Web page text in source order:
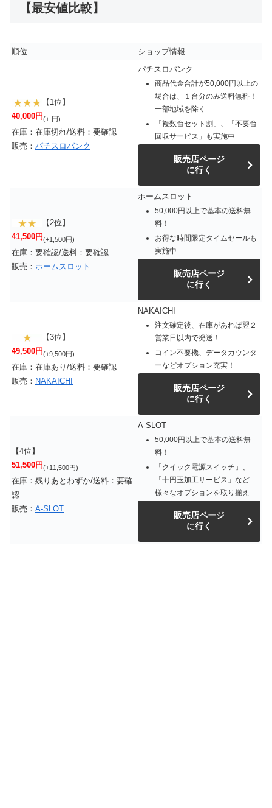
【最安値比較】
順位 ショップ情報
【1位】
40,000円(+-円)
在庫：在庫切れ/送料：要確認
販売： パチスロバンク
パチスロバンク
商品代金合計が50,000円以上の
場合は、１台分のみ送料無料！
一部地域を除く
「複数台セット割」、「不要台
回収サービス」も実施中
販売店ページ
に行く
【2位】
41,500円(+1,500円)
在庫：要確認/送料：要確認
販売： ホームスロット
ホームスロット
50,000円以上で基本の送料無
料！
お得な時間限定タイムセールも
実施中
販売店ページ
に行く
【3位】
49,500円(+9,500円)
在庫：在庫あり/送料：要確認
販売： NAKAICHI
NAKAICHI
注文確定後、在庫があれば翌２
営業日以内で発送！
コイン不要機、データカウンタ
ーなどオプション充実！
販売店ページ
に行く
【4位】
51,500円(+11,500円)
在庫：残りあとわずか/送料：要確
認
販売： A-SLOT
A-SLOT
50,000円以上で基本の送料無
料！
「クイック電源スイッチ」、
「十円玉加工サービス」など
様々なオプションを取り揃え
販売店ページ
に行く